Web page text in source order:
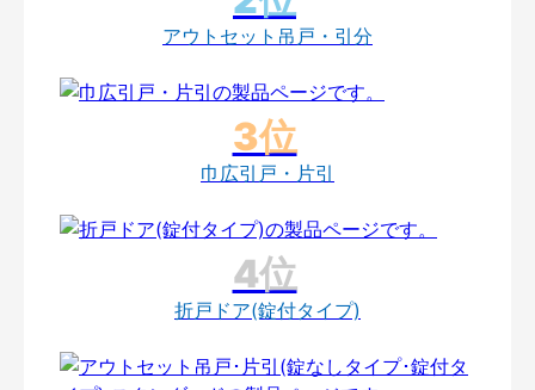
アウトセット吊戸・引分
巾広引戸・片引
折戸ドア(錠付タイプ)